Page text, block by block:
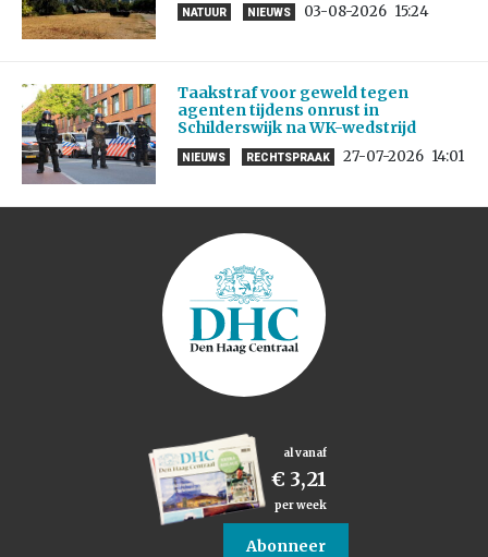
NATUUR NIEUWS 03-08-2026 15:24
Taakstraf voor geweld tegen
agenten tijdens onrust in
Schilderswijk na WK-wedstrijd
NIEUWS RECHTSPRAAK 27-07-2026 14:01
al vanaf
€ 3,21
per week
Abonneer